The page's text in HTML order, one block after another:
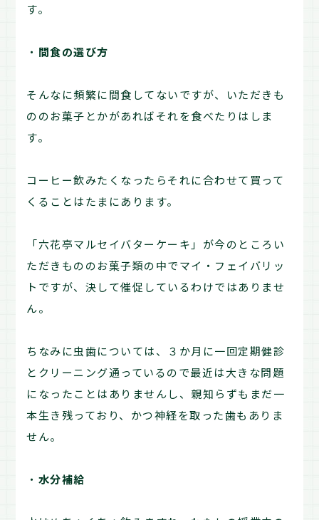
す。
・ 間食の選び方
そんなに頻繁に間食してないですが、いただきも
ののお菓子とかがあればそれを食べたりはしま
す。
コーヒー飲みたくなったらそれに合わせて買って
くることはたまにあります。
「六花亭マルセイバターケーキ」が今のところい
ただきもののお菓子類の中でマイ・フェイバリッ
トですが、決して催促しているわけではありませ
ん。
ちなみに虫歯については、３か月に一回定期健診
とクリーニング通っているので最近は大きな問題
になったことはありませんし、親知らずもまだ一
本生き残っており、かつ神経を取った歯もありま
せん。
・ 水分補給